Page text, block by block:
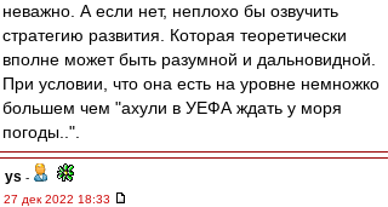
неважно. А если нет, неплохо бы озвучить
стратегию развития. Которая теоретически
вполне может быть разумной и дальновидной.
При условии, что она есть на уровне немножко
большем чем "ахули в УЕФА ждать у моря
погоды..".
ys -
27 дек 2022 18:33